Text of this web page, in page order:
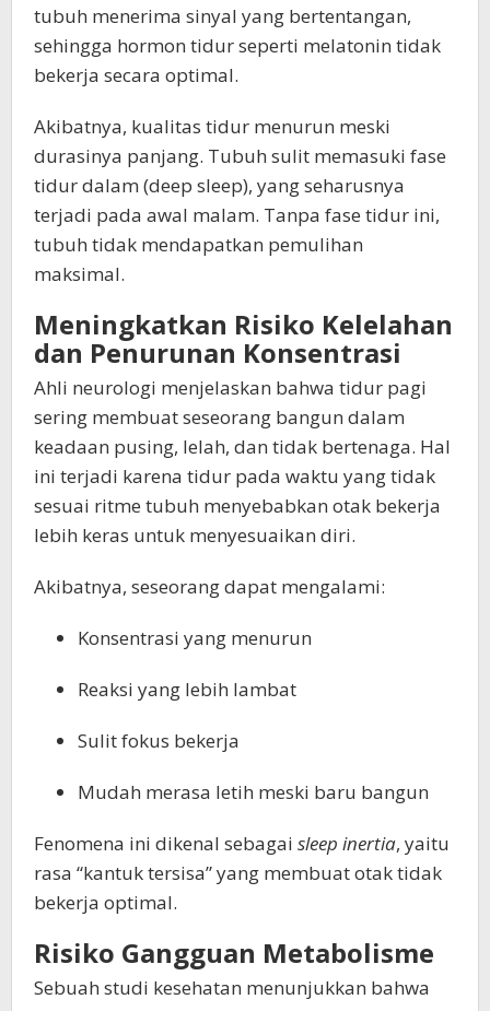
tubuh menerima sinyal yang bertentangan,
sehingga hormon tidur seperti melatonin tidak
bekerja secara optimal.
Akibatnya, kualitas tidur menurun meski
durasinya panjang. Tubuh sulit memasuki fase
tidur dalam (deep sleep), yang seharusnya
terjadi pada awal malam. Tanpa fase tidur ini,
tubuh tidak mendapatkan pemulihan
maksimal.
Meningkatkan Risiko Kelelahan
dan Penurunan Konsentrasi
Ahli neurologi menjelaskan bahwa tidur pagi
sering membuat seseorang bangun dalam
keadaan pusing, lelah, dan tidak bertenaga. Hal
ini terjadi karena tidur pada waktu yang tidak
sesuai ritme tubuh menyebabkan otak bekerja
lebih keras untuk menyesuaikan diri.
Akibatnya, seseorang dapat mengalami:
Konsentrasi yang menurun
Reaksi yang lebih lambat
Sulit fokus bekerja
Mudah merasa letih meski baru bangun
Fenomena ini dikenal sebagai sleep inertia, yaitu
rasa “kantuk tersisa” yang membuat otak tidak
bekerja optimal.
Risiko Gangguan Metabolisme
Sebuah studi kesehatan menunjukkan bahwa